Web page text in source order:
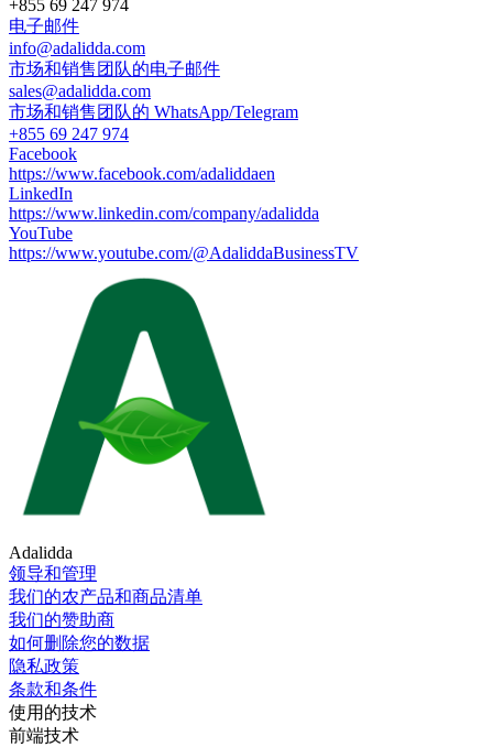
+855 69 247 974
电子邮件
info@adalidda.com
市场和销售团队的电子邮件
sales@adalidda.com
市场和销售团队的 WhatsApp/Telegram
+855 69 247 974
Facebook
https://www.facebook.com/adaliddaen
LinkedIn
https://www.linkedin.com/company/adalidda
YouTube
https://www.youtube.com/@AdaliddaBusinessTV
Adalidda
领导和管理
我们的农产品和商品清单
我们的赞助商
如何删除您的数据
隐私政策
条款和条件
使用的技术
前端技术